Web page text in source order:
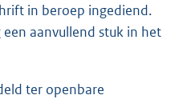
in beroep ingediend.
aanvullend stuk in het
ter openbare